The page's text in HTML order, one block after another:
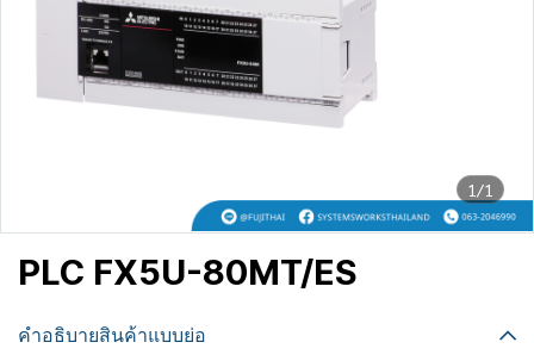
1/1
PLC FX5U-80MT/ES
คำอธิบายสินค้าแบบย่อ